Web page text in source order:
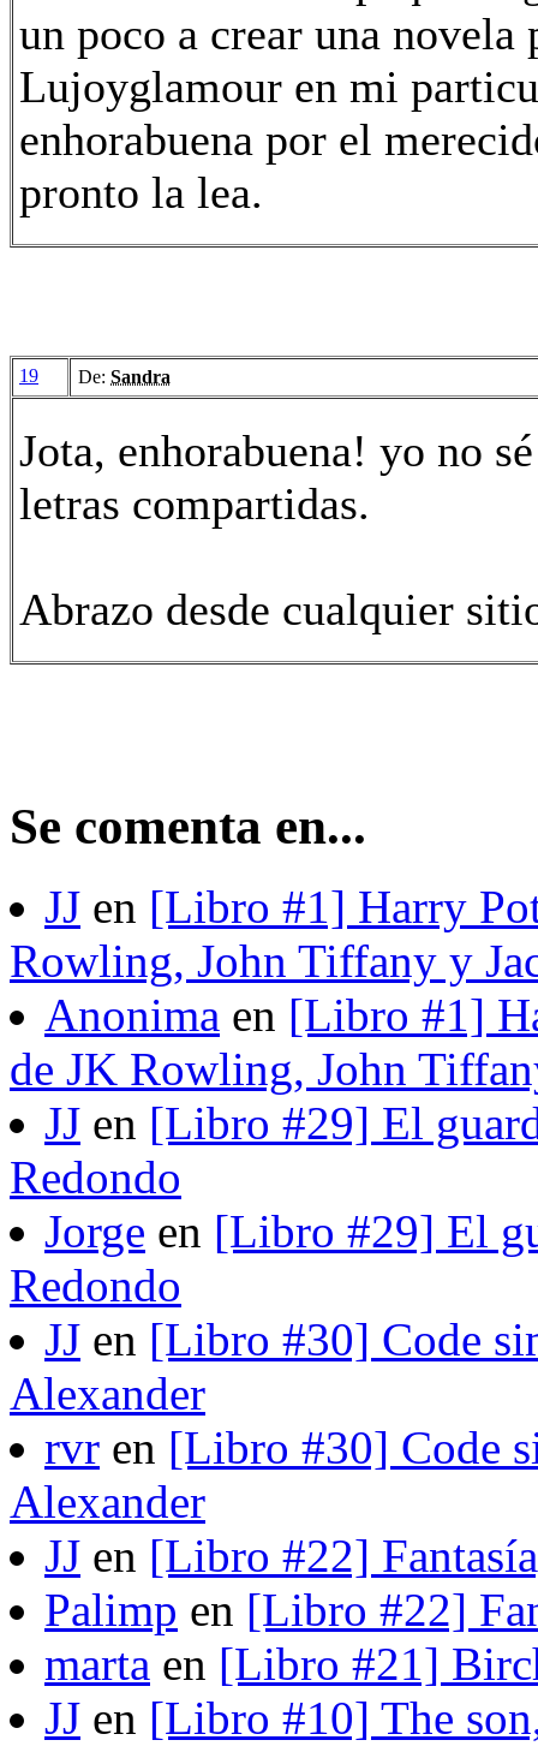
un poco a crear una novela
Lujoyglamour en mi
enhorabuena por el
pronto la lea.
19 De: Sandra
Jota, enhorabuena! yo no
letras compartidas.
Abrazo desde cualquier
Se comenta en...
JJ en [Libro #1] Harry
Rowling, John Tiffany y
Anonima en [Libro #1]
de JK Rowling, John
JJ en [Libro #29] El
Redondo
Jorge en [Libro #29] El
Redondo
JJ en [Libro #30] Code
Alexander
rvr en [Libro #30] Code
Alexander
JJ en [Libro #22]
Palimp en [Libro #22]
marta en [Libro #21]
JJ en [Libro #10] The